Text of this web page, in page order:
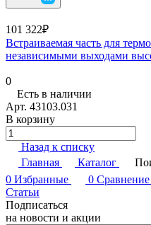
101 322₽
Встраиваемая часть для
независимыми выходами
0
Есть в наличии
Арт. 43103.031
В корзину
Назад к списку
Главная
Каталог
0 Избранные 0 Сравнение
Статьи
Подписаться
на новости и акции